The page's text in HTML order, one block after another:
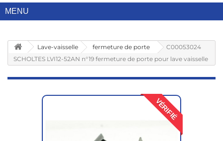
MENU
Lave-vaisselle fermeture de porte
C00053024
SCHOLTES LVI12-52AN n°19 fermeture de porte pour lave vaisselle
VÉRIFIÉ